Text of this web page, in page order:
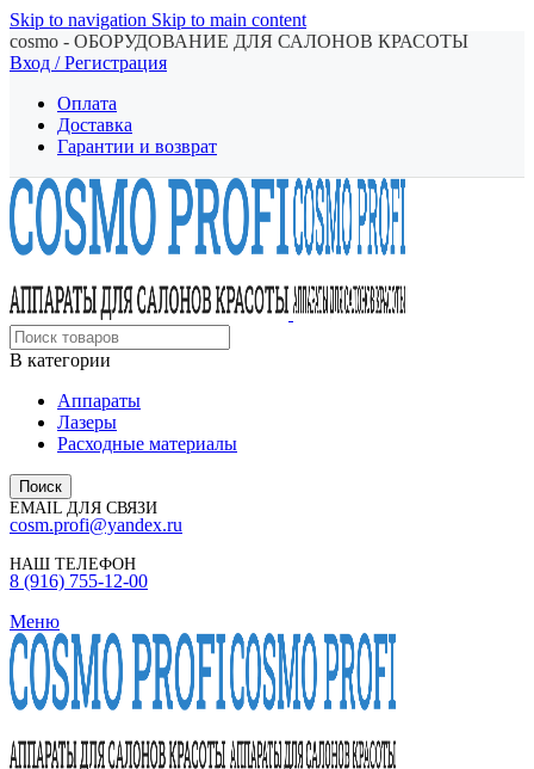
Skip to navigation Skip to main content
cosmo - ОБОРУДОВАНИЕ ДЛЯ САЛОНОВ КРАСОТЫ
Вход / Регистрация
Оплата
Доставка
Гарантии и возврат
В категории
Аппараты
Лазеры
Расходные материалы
Поиск
EMAIL ДЛЯ СВЯЗИ
cosm.profi@yandex.ru
НАШ ТЕЛЕФОН
8 (916) 755-12-00
Меню